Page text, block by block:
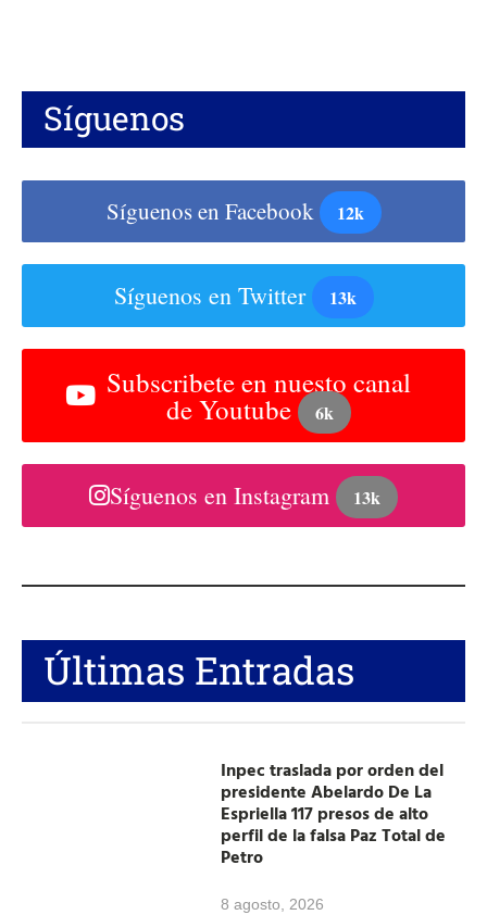
Síguenos
Síguenos en Facebook 12k
Síguenos en Twitter 13k
Subscribete en nuesto canal
de Youtube 6k
Síguenos en Instagram 13k
Últimas Entradas
Inpec traslada por orden del
presidente Abelardo De La
Espriella 117 presos de alto
perfil de la falsa Paz Total de
Petro
8 agosto, 2026